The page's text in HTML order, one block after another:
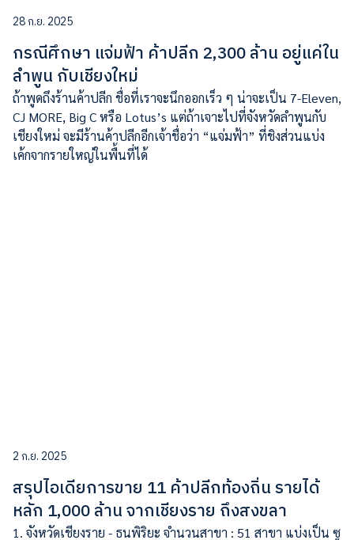
28 ก.ย. 2025
กรณีศึกษา แจ่มฟ้า ค้าปลีก 2,300 ล้าน อยู่แค่ใน
ลำพูน กับเชียงใหม่
ถ้าพูดถึงร้านค้าปลีก ชื่อที่เราจะนึกออกเร็ว ๆ น่าจะเป็น 7-Eleven,
CJ MORE, Big C หรือ Lotus’s แต่ถ้าเจาะไปที่จังหวัดลำพูนกับ
เชียงใหม่ จะมีร้านค้าปลีกอีกเจ้าชื่อว่า “แจ่มฟ้า” ที่ชิงส่วนแบ่ง
เค้กจากรายใหญ่ในพื้นที่ได้
2 ก.ย. 2025
สรุปไอเดียการขาย 11 ค้าปลีกท้องถิ่น รายได้
หลัก 1,000 ล้าน จากเชียงราย ถึงสงขลา
1. จังหวัดเชียงราย - ธนพิริยะ จำนวนสาขา : 51 สาขา แบ่งเป็น ซู